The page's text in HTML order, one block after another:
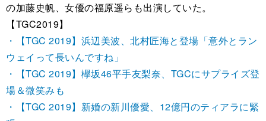
の加藤史帆、女優の福原遥らも出演していた。
【TGC2019】
・【TGC 2019】浜辺美波、北村匠海と登場「意外とラン
ウェイって長いんですね」
・【TGC 2019】欅坂46平手友梨奈、TGCにサプライズ登
場＆微笑みも
・【TGC 2019】新婚の新川優愛、12億円のティアラに緊